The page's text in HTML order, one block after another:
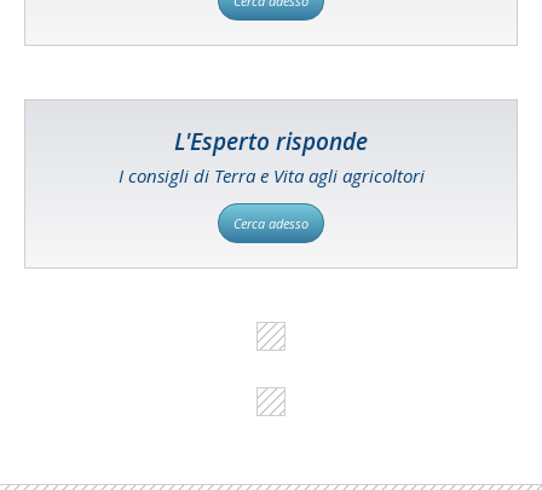
L'Esperto risponde
I consigli di Terra e Vita agli agricoltori
Cerca adesso